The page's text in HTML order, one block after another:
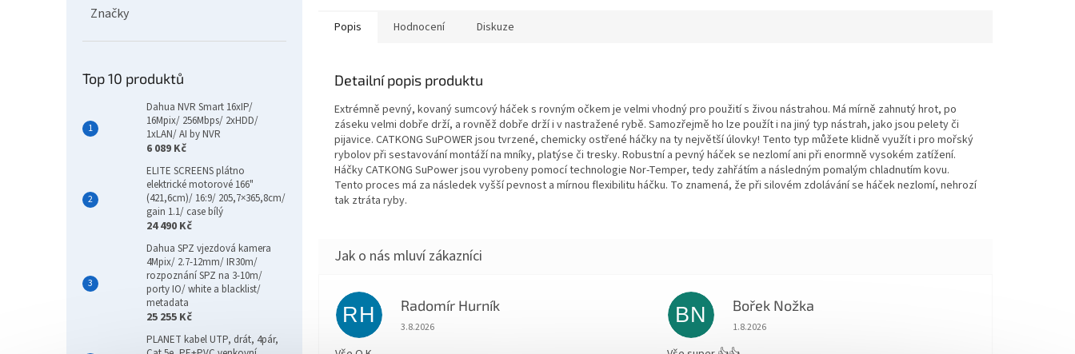
Značky
Top 10 produktů
Dahua NVR Smart 16xIP/
16Mpix/ 256Mbps/ 2xHDD/
1xLAN/ AI by NVR
6 089 Kč
ELITE SCREENS plátno
elektrické motorové 166"
(421,6cm)/ 16:9/ 205,7×365,8cm/
gain 1.1/ case bílý
24 490 Kč
Dahua SPZ vjezdová kamera
4Mpix/ 2.7-12mm/ IR30m/
rozpoznání SPZ na 3-10m/
porty IO/ white a blacklist/
metadata
25 255 Kč
PLANET kabel UTP, drát, 4pár,
Popis Hodnocení Diskuze
Detailní popis produktu
Extrémně pevný, kovaný sumcový háček s rovným očkem je velmi vhodný pro použití s živou nástrahou. Má mírně zahnutý hrot, po
záseku velmi dobře drží, a rovněž dobře drží i v nastražené rybě. Samozřejmě ho lze použít i na jiný typ nástrah, jako jsou pelety či
pijavice. CATKONG SuPOWER jsou tvrzené, chemicky ostřené háčky na ty největší úlovky! Tento typ můžete klidně využít i pro mořský
rybolov při sestavování montáží na mníky, platýse či tresky. Robustní a pevný háček se nezlomí ani při enormně vysokém zatížení.
Háčky CATKONG SuPower jsou vyrobeny pomocí technologie Nor-Temper, tedy zahřátím a následným pomalým chladnutím kovu.
Tento proces má za následek vyšší pevnost a mírnou flexibilitu háčku. To znamená, že při silovém zdolávání se háček nezlomí, nehrozí
tak ztráta ryby.
RH Radomír Hurník
Hodnocení obchodu je 5 z 5 hvězdiček.
3.8.2026
BN Bořek Nožka
Hodnocení obchodu je 5 z 5 hvězdiček.
1.8.2026